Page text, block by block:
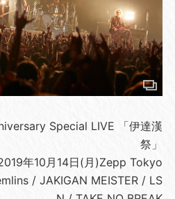
Special LIVE 「伊達漢
祭」
年10月14日(月)Zepp Tokyo
/ JAKIGAN MEISTER / LS